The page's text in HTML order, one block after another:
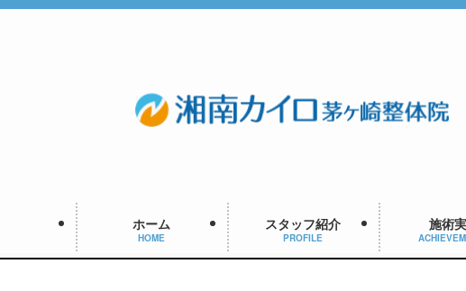
ホーム
HOME
スタッフ紹介
PROFILE
施術
予約